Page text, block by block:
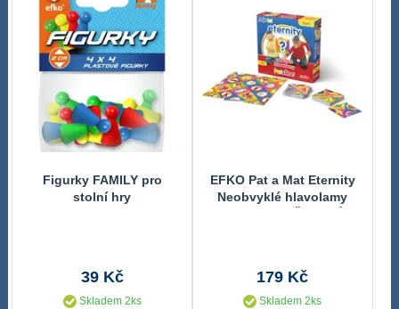
Figurky FAMILY pro
stolní hry
39 Kč
Skladem 2ks
EFKO Pat a Mat Eternity
Neobvyklé hlavolamy
179 Kč
Skladem 2ks